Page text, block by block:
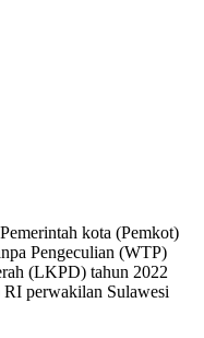
kota (Pemkot)
Pengeculian (WTP)
(LKPD) tahun 2022
perwakilan Sulawesi